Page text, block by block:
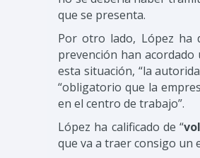
que se presenta.
Por otro lado, López ha
prevención han
esta situación, “la
“obligatorio que la
en el centro de trabajo”.
López ha calificado de “
que va a traer consigo un